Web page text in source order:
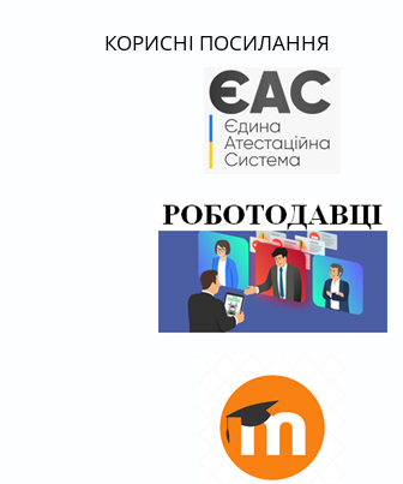
КОРИСНІ ПОСИЛАННЯ